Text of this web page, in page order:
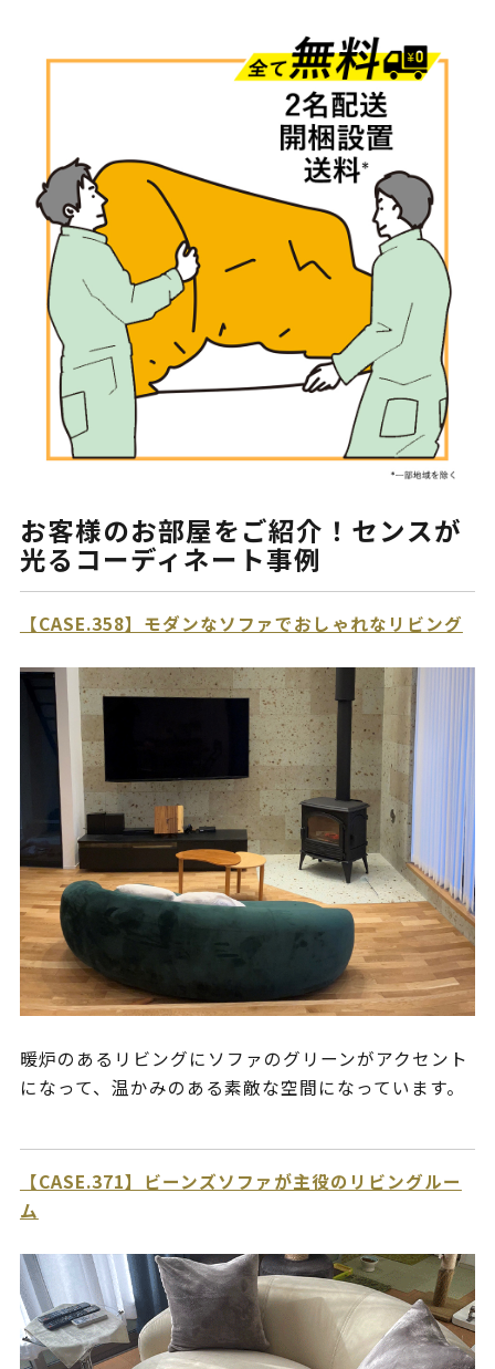
お客様のお部屋をご紹介！センスが
光るコーディネート事例
【CASE.358】モダンなソファでおしゃれなリビング
暖炉のあるリビングにソファのグリーンがアクセント
になって、温かみのある素敵な空間になっています。
【CASE.371】ビーンズソファが主役のリビングルー
ム